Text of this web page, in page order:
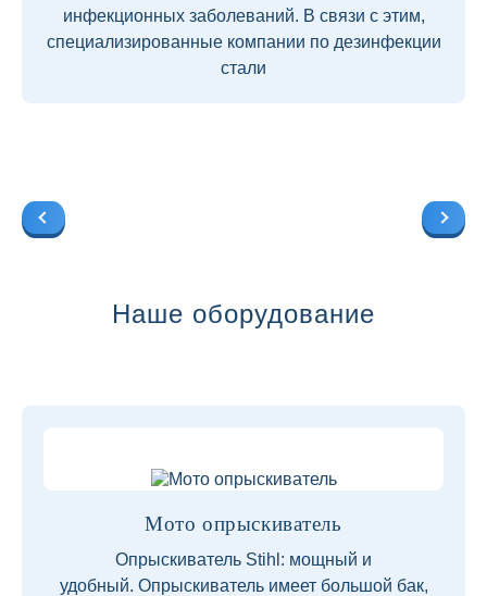
инфекционных заболеваний. В связи с этим,
специализированные компании по дезинфекции
стали
Наше оборудование
Мото опрыскиватель
Опрыскиватель Stihl: мощный и
удобный. Опрыскиватель имеет большой бак,